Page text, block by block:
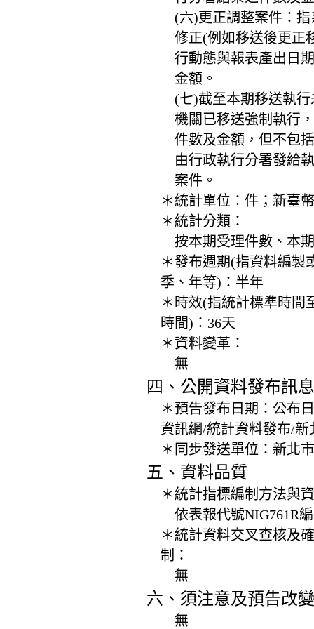
(六)更正調整案件：
修正(例如移送後更正
行動態與報表產出日
金額。
(七)截至本期移送執
機關已移送強制執行
件數及金額，但不包
由行政執行分署發給
案件。
＊統計單位： 件；新臺
＊統計分類：
按本期受理件數、本
＊發布週期(指資料編製
季、年等)： 半年
＊時效(指統計標準時間
時間)： 36天
＊資料變革：
無
四、公開資料發布訊息
＊預告發布日期： 公布
資訊網/統計資料發布/
＊同步發送單位： 新北
五、資料品質
＊統計指標編制方法與
依表報代號NIG761R
＊統計資料交叉查核及
制：
無
六、須注意及預告改
無